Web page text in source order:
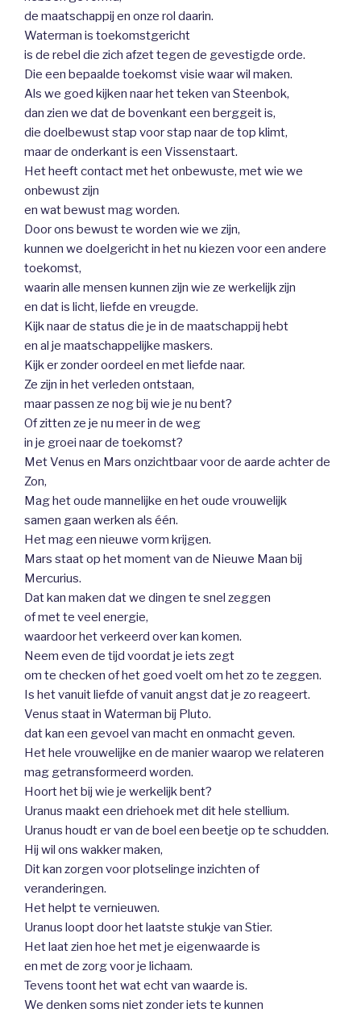
de maatschappij en onze rol daarin.
Waterman is toekomstgericht
is de rebel die zich afzet tegen de gevestigde orde.
Die een bepaalde toekomst visie waar wil maken.
Als we goed kijken naar het teken van Steenbok,
dan zien we dat de bovenkant een berggeit is,
die doelbewust stap voor stap naar de top klimt,
maar de onderkant is een Vissenstaart.
Het heeft contact met het onbewuste, met wie we
onbewust zijn
en wat bewust mag worden.
Door ons bewust te worden wie we zijn,
kunnen we doelgericht in het nu kiezen voor een andere
toekomst,
waarin alle mensen kunnen zijn wie ze werkelijk zijn
en dat is licht, liefde en vreugde.
Kijk naar de status die je in de maatschappij hebt
en al je maatschappelijke maskers.
Kijk er zonder oordeel en met liefde naar.
Ze zijn in het verleden ontstaan,
maar passen ze nog bij wie je nu bent?
Of zitten ze je nu meer in de weg
in je groei naar de toekomst?
Met Venus en Mars onzichtbaar voor de aarde achter de
Zon,
Mag het oude mannelijke en het oude vrouwelijk
samen gaan werken als één.
Het mag een nieuwe vorm krijgen.
Mars staat op het moment van de Nieuwe Maan bij
Mercurius.
Dat kan maken dat we dingen te snel zeggen
of met te veel energie,
waardoor het verkeerd over kan komen.
Neem even de tijd voordat je iets zegt
om te checken of het goed voelt om het zo te zeggen.
Is het vanuit liefde of vanuit angst dat je zo reageert.
Venus staat in Waterman bij Pluto.
dat kan een gevoel van macht en onmacht geven.
Het hele vrouwelijke en de manier waarop we relateren
mag getransformeerd worden.
Hoort het bij wie je werkelijk bent?
Uranus maakt een driehoek met dit hele stellium.
Uranus houdt er van de boel een beetje op te schudden.
Hij wil ons wakker maken,
Dit kan zorgen voor plotselinge inzichten of
veranderingen.
Het helpt te vernieuwen.
Uranus loopt door het laatste stukje van Stier.
Het laat zien hoe het met je eigenwaarde is
en met de zorg voor je lichaam.
Tevens toont het wat echt van waarde is.
We denken soms niet zonder iets te kunnen